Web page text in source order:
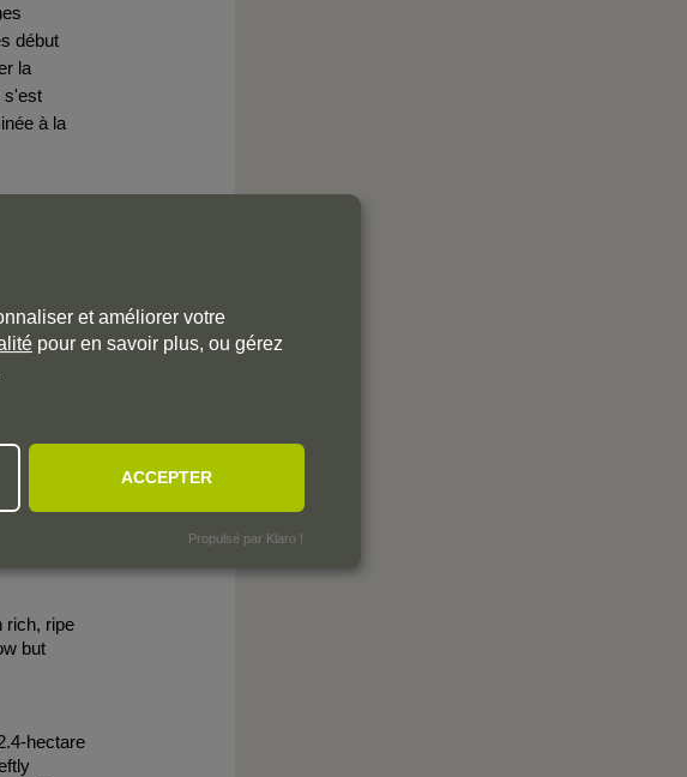
début
la
s'est
à la
wines
noses,
rich, ripe
but
hectare
et améliorer votre
pour en savoir plus, ou gérez
ACCEPTER
Propulsé par Klaro !